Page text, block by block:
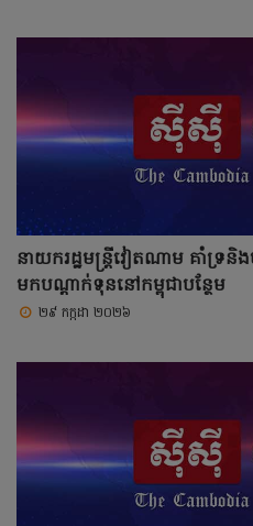
នាយករដ្ឋមន្ត្រីវៀតណាម គាំទ្រនិ
មកបណ្តាក់ទុននៅកម្ពុជាបន្ថែម
២៩ កក្កដា ២០២៦